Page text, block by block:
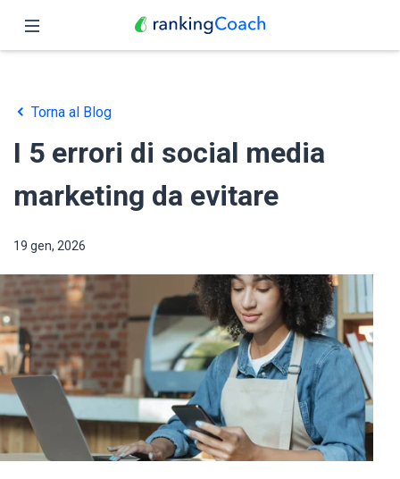
Funzioni
Prezzo
Partner
Blog
Italiano
Torna al Blog
I 5 errori di social media
marketing da evitare
19 gen, 2026